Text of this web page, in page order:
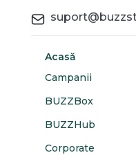
Acasă
Campanii
BUZZBox
BUZZHub
Corporate